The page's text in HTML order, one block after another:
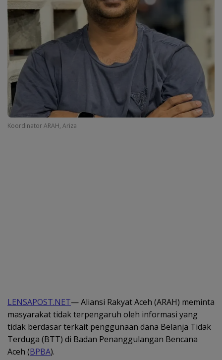
Koordinator ARAH, Ariza
LENSAPOST.NET— Aliansi Rakyat Aceh (ARAH) meminta
masyarakat tidak terpengaruh oleh informasi yang
tidak berdasar terkait penggunaan dana Belanja Tidak
Terduga (BTT) di Badan Penanggulangan Bencana
Aceh (BPBA).